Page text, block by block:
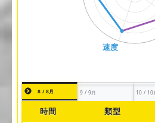
8 / 8月 9 / 9月 10 / 10
時間 類型